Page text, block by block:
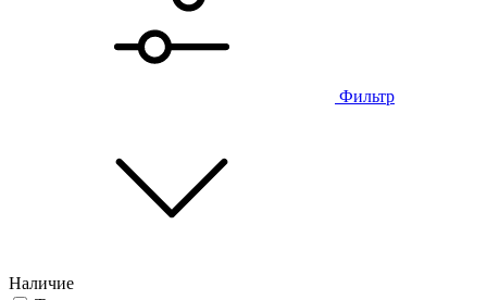
Фильтр
Наличие